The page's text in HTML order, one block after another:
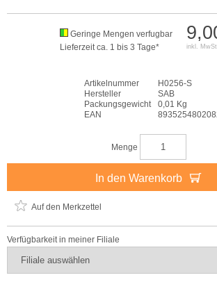
inkl.
Geringe Mengen verfugbar
Lieferzeit ca. 1 bis 3 Tage*
Artikelnummer
H0256-S
Hersteller
SAB
Packungsgewicht
0,01 Kg
EAN
Menge
In den Warenkorb
Auf den Merkzettel
Verfügbarkeit in meiner Filiale